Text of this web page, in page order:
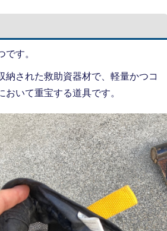
す。
された救助資器材で、軽量かつコ
いて重宝する道具です。